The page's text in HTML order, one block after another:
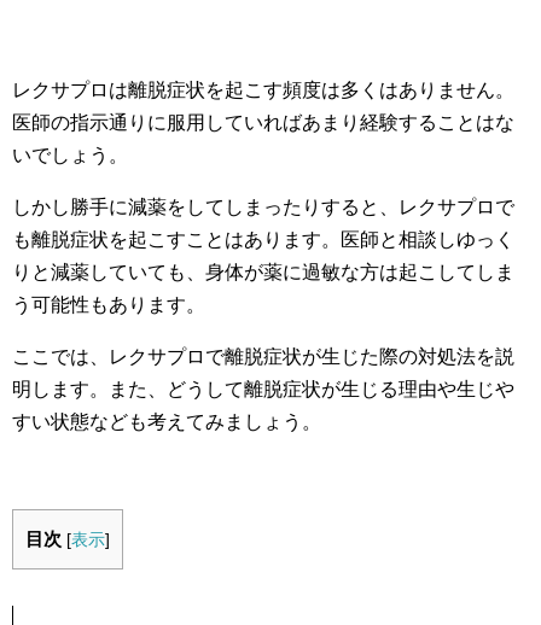
レクサプロは離脱症状を起こす頻度は多くはありません。
医師の指示通りに服用していればあまり経験することはな
いでしょう。
しかし勝手に減薬をしてしまったりすると、レクサプロで
も離脱症状を起こすことはあります。
医師と相談しゆっく
りと減薬していても、身体が薬に過敏な方は起こしてしま
う可能性もあります。
ここでは、レクサプロで離脱症状が生じた際の対処法を説
明します。
また、どうして離脱症状が生じる理由や生じや
すい状態なども考えてみましょう。
目次 [表示]